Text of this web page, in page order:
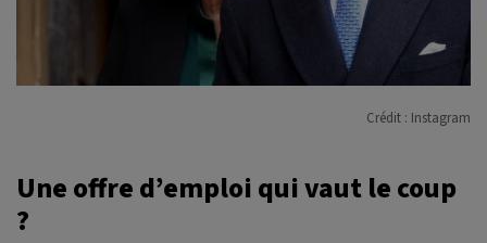
Crédit : Instagram
Une offre d’emploi qui vaut le coup
?